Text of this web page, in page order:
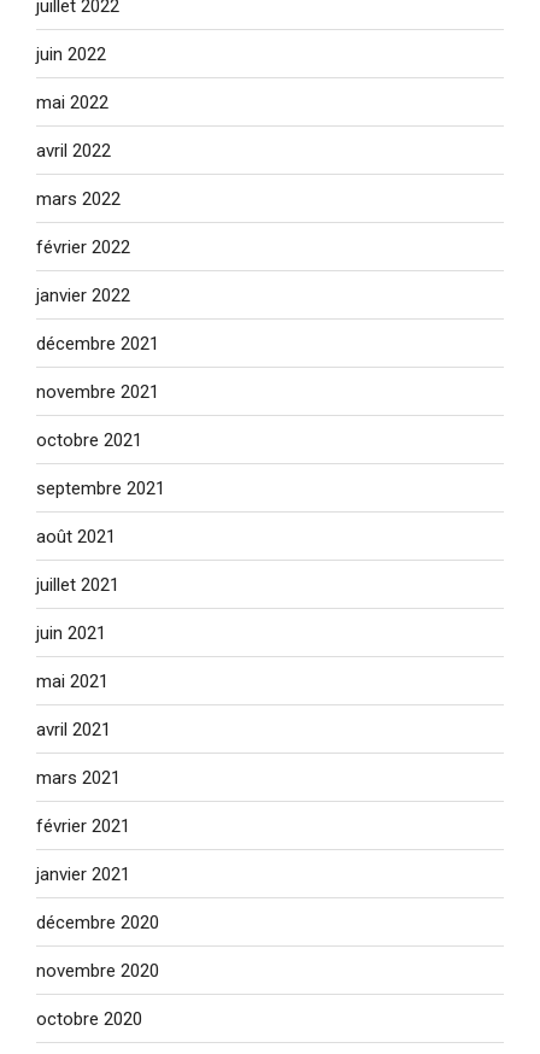
juillet 2022
juin 2022
mai 2022
avril 2022
mars 2022
février 2022
janvier 2022
décembre 2021
novembre 2021
octobre 2021
septembre 2021
août 2021
juillet 2021
juin 2021
mai 2021
avril 2021
mars 2021
février 2021
janvier 2021
décembre 2020
novembre 2020
octobre 2020